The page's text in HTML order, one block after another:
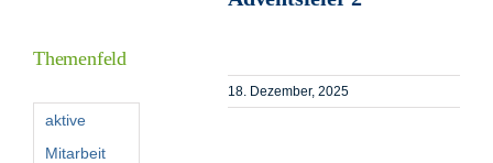
18. Dezember, 2025
Themenfeld
aktive
Mitarbeit